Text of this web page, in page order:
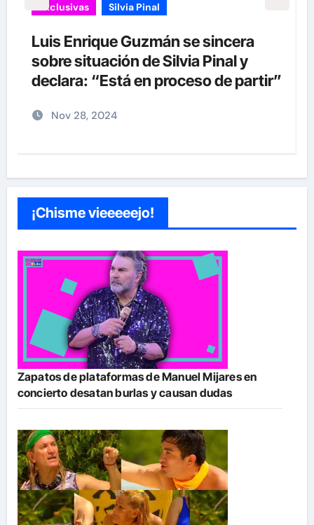
Exclusivas Silvia Pinal
Luis Enrique Guzmán se sincera
sobre situación de Silvia Pinal y
declara: “Está en proceso de partir”
Nov 28, 2024
¡Chisme vieeeeejo!
Zapatos de plataformas de Manuel Mijares en
concierto desatan burlas y causan dudas